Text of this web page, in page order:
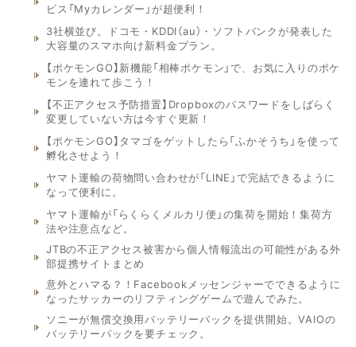
ビス「Myカレンダー」が超便利！
3社横並び。ドコモ・KDDI（au）・ソフトバンクが発表した
大容量のスマホ向け新料金プラン。
【ポケモンGO】新機能「相棒ポケモン」で、お気に入りのポケ
モンを連れて歩こう！
【不正アクセス予防措置】Dropboxのパスワードをしばらく
変更していない方は今すぐ更新！
【ポケモンGO】タマゴをゲットしたら「ふかそうち」を使って
孵化させよう！
ヤマト運輸の荷物問い合わせが「LINE」で完結できるように
なって便利に。
ヤマト運輸が「らくらくメルカリ便」の集荷を開始！集荷方
法や注意点など。
JTBの不正アクセス被害から個人情報流出の可能性がある外
部提携サイトまとめ
意外とハマる？！Facebookメッセンジャーでできるように
なったサッカーのリフティングゲームで遊んでみた。
ソニーが無償交換用バッテリーパックを提供開始。VAIOの
バッテリーパックを要チェック。